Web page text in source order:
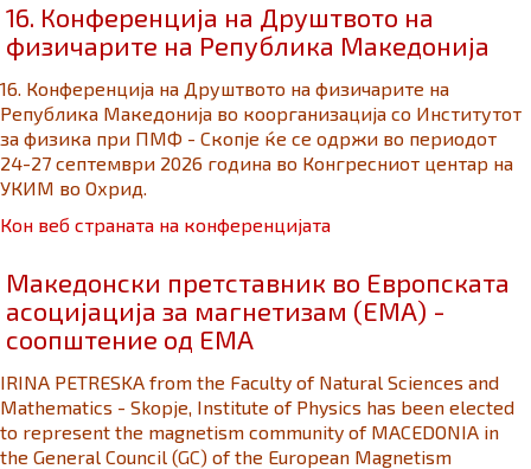
16. Конференција на Друштвото на
физичарите на Република Македонија
16. Конференција на Друштвото на физичарите на
Република Македонија во коорганизација со Институтот
за физика при ПМФ - Скопје ќе се одржи во периодот
24-27 септември 2026 година во Конгресниот центар на
УКИМ во Охрид.
Кон веб страната на конференцијата
Македонски претставник во Европската
асоцијација за магнетизам (EMA) -
соопштение од EMA
IRINA PETRESKA from the Faculty of Natural Sciences and
Mathematics - Skopje, Institute of Physics has been elected
to represent the magnetism community of MACEDONIA in
the General Council (GC) of the European Magnetism